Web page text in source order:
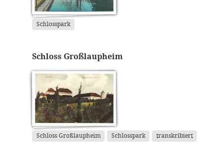
Schlosspark
Schloss Großlaupheim
Schloss Großlaupheim Schlosspark transkribiert